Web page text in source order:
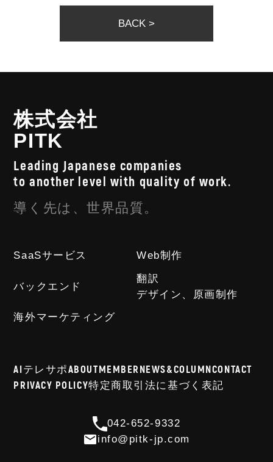
BACK >
株式会社
PITK
Leading Japanese companies
to another level with quality of work.
導く先は、世界品質。
SaaSサービス Web制作
バックエンド
翻訳
デザイン、原画制作
海外マーケティング
AIテレサポABOUTMEMBERNEWS&COLUMNCONTACT
PRIVACY POLICY特定商取引法に基づく表記
042-652-9332
info@pitk-jp.com